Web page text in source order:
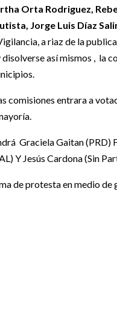
Orta Rodriguez,
Jorge Luis Díaz
a riaz de la
así mismos , la
comisiones entrara a
Graciela Gaitan (PRD)
Y Jesús Cardona (Sin
de protesta en medio de